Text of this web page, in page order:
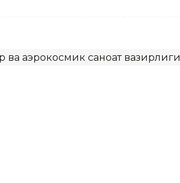
аэрокосмик саноат вазирлиги